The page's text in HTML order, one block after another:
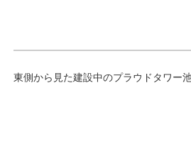
東側から見た建設中のプラウドタワー